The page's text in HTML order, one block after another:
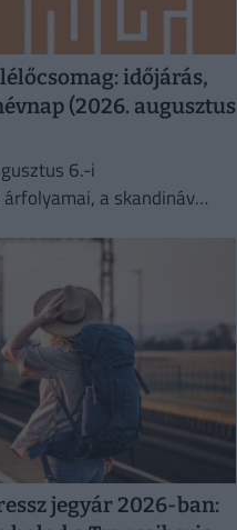
időjárás,
(2026. augusztus
6.-i
a skandináv
jegyár 2026-ban: